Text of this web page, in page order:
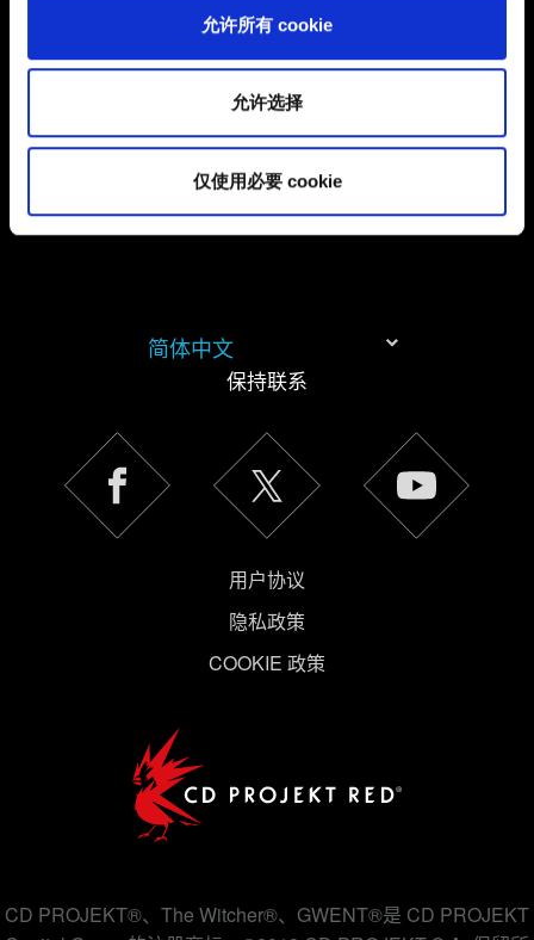
您可以在下面的"设置"菜单中找到有关我们使用 Cookie 的
其中的内容并准备好继续，请点击"确定"。
允许所有 cookie
允许选择
仅使用必要 cookie
有关个人数据的信息
简体中文
保持联系
用户协议
隐私政策
COOKIE 政策
CD PROJEKT®、The Witcher®、GWENT®是 CD PROJEKT